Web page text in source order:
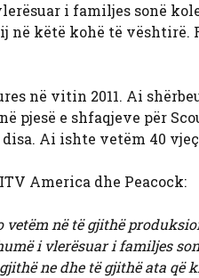
i familjes sonë
këtë kohë të vështirë.
në vitin 2011. Ai
pjesë e shfaqjeve për
Ai ishte vetëm 40
America dhe Peacock:
në të gjithë
i vlerësuar i familjes
ne dhe të gjithë ata